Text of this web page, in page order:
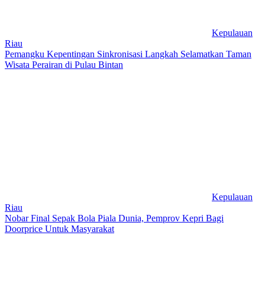
Kepulauan
Riau
Pemangku Kepentingan Sinkronisasi Langkah Selamatkan Taman
Wisata Perairan di Pulau Bintan
Kepulauan
Riau
Nobar Final Sepak Bola Piala Dunia, Pemprov Kepri Bagi
Doorprice Untuk Masyarakat